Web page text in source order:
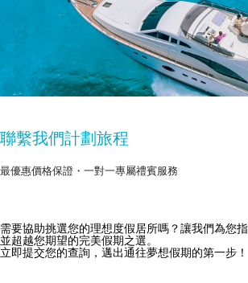
獲取 Zekkei Collection
訂閱獨家優惠與旅行靈感
聯繫我們計劃旅程
最優惠價格保證・一對一專屬禮賓服務
需要協助挑選您的理想度假居所嗎？讓我們為您
並超越您期望的完美假期之選。
立即提交您的查詢，邁出通往夢想假期的第一步！